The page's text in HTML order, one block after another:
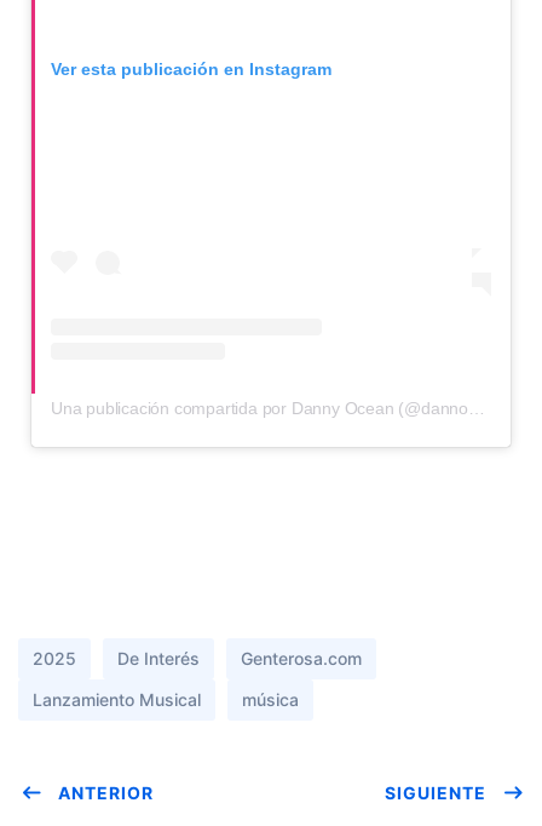
Ver esta publicación en Instagram
2025 De Interés
Genterosa.com
Lanzamiento Musical
música
ANTERIOR SIGUIENTE